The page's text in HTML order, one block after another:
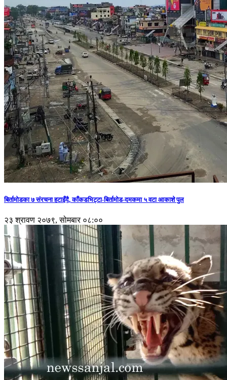
बिर्तामोडका ७ संरचना हटाइँदै, काँकडभिट्टा-बिर्तामोड-दमकमा ५ वटा आकाशे पुल
२३ श्रावण २०७९, सोमबार ०८:००